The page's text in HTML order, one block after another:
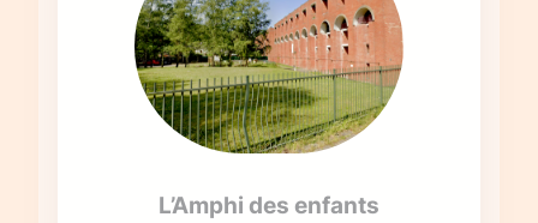
L’Amphi des enfants